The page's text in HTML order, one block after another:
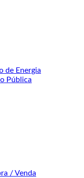
de Energia
Pública
/ Venda